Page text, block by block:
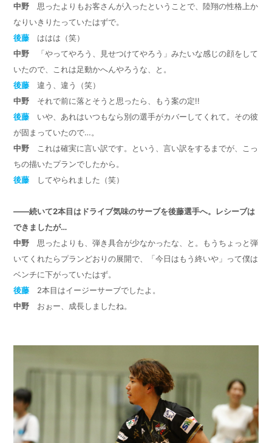
中野 思ったよりもお客さんが入ったということで、陸翔の性格上か
なりいきりたっていたはずで。
後藤 ははは（笑）
中野 「やってやろう、見せつけてやろう」みたいな感じの顔をして
いたので、これは足動かへんやろうな、と。
後藤 違う、違う（笑）
中野 それで前に落とそうと思ったら、もう案の定!!
後藤 いや、あれはいつもなら別の選手がカバーしてくれて。その彼
が固まっていたので…。
中野 これは確実に言い訳です。という、言い訳をするまでが、こっ
ちの描いたプランでしたから。
後藤 してやられました（笑）
――続いて2本目はドライブ気味のサーブを後藤選手へ。レシーブは
できましたが…
中野 思ったよりも、弾き具合が少なかったな、と。もうちょっと弾
いてくれたらプランどおりの展開で、「今日はもう終いや」って僕は
ベンチに下がっていたはず。
後藤
2本目はイージーサーブでしたよ。
中野 おぉー、成長しましたね。